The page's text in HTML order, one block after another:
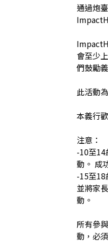
通過炮
會至少
們鼓勵
此活動
本義行
注意：
-10至
動。 成
-15至18
並將家
動。
所有參
動，必